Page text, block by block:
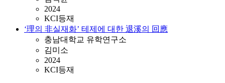
2024
KCI등재
‘理의 非실재화’ 테제에 대한 退溪의 回應
충남대학교 유학연구소
김미소
2024
KCI등재